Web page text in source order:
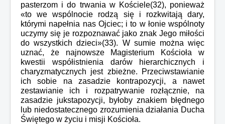
pasterzom i do trwania w Kościele(32), ponieważ
«to we wspólnocie rodzą się i rozkwitają dary,
którymi napełnia nas Ojciec; i to w łonie wspólnoty
uczymy się je rozpoznawać jako znak Jego miłości
do wszystkich dzieci»(33). W sumie można więc
uznać, że najnowsze Magisterium Kościoła w
kwestii współistnienia darów hierarchicznych i
charyzmatycznych jest zbieżne. Przeciwstawianie
ich sobie na zasadzie kontrapozycji, a nawet
zestawianie ich i rozpatrywanie rozłącznie, na
zasadzie jukstapozycji, byłoby znakiem błędnego
lub niedostatecznego zrozumienia działania Ducha
Świętego w życiu i misji Kościoła.